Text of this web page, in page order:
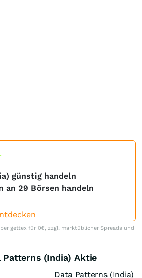
günstig handeln
an 29 Börsen handeln
gettex für 0€, zzgl. marktüblicher Spreads und
Patterns (India) Aktie
Data Patterns (India)